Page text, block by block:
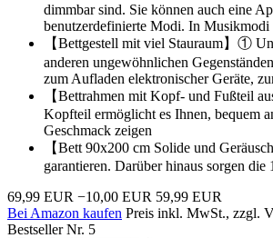
dimmbar sind. Sie können auch eine
benutzerdefinierte Modi. In Musikmodi
【Bettgestell mit viel Stauraum】①
anderen ungewöhnlichen
zum Aufladen elektronischer Geräte,
【Bettrahmen mit Kopf- und Fußteil
Kopfteil ermöglicht es Ihnen, bequem
Geschmack zeigen
【Bett 90x200 cm Solide und
garantieren. Darüber hinaus sorgen
69,99 EUR −10,00 EUR 59,99 EUR
Bei Amazon kaufen Preis inkl. MwSt., zzgl.
Bestseller Nr. 5